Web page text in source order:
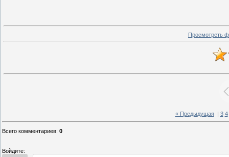
Просмотреть
« Предыдущая| 3 4
Всего комментариев: 0
Войдите: